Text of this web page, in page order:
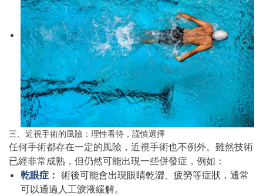
三、近視手術的風險：理性看待，謹慎選擇
任何手術都存在一定的風險，近視手術也不例外。雖然技術
已經非常成熟，但仍然可能出現一些併發症，例如：
乾眼症： 術後可能會出現眼睛乾澀、疲勞等症狀，通常
可以通過人工淚液緩解。